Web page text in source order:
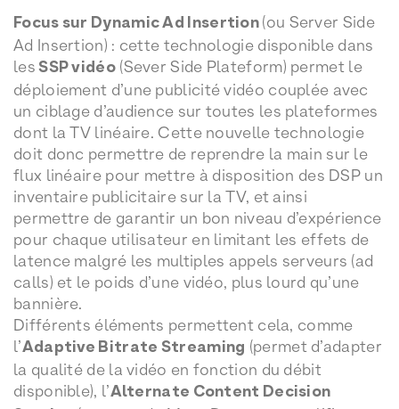
Focus sur Dynamic Ad Insertion(ou Server Side
Ad Insertion) : cette technologie disponible dans
lesSSP vidéo(Sever Side Plateform) permet le
déploiement d’une publicité vidéo couplée avec
un ciblage d’audience sur toutes les plateformes
dont la TV linéaire. Cette nouvelle technologie
doit donc permettre de reprendre la main sur le
flux linéaire pour mettre à disposition des DSP un
inventaire publicitaire sur la TV, et ainsi
permettre de garantir un bon niveau d’expérience
pour chaque utilisateur en limitant les effets de
latence malgré les multiples appels serveurs (ad
calls) et le poids d’une vidéo, plus lourd qu’une
bannière.
Différents éléments permettent cela, comme
l’Adaptive Bitrate Streaming (permet d’adapter
la qualité de la vidéo en fonction du débit
disponible), l’Alternate Content Decision